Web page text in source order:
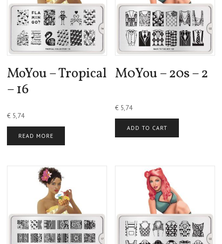
MoYou – Tropical
– 16
€5,74
READ MORE
M0You – 20s – 2
€ 5,74
ADD TO CART